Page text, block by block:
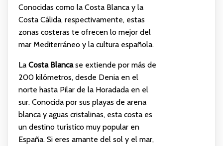
Conocidas como la Costa Blanca y la
Costa Cálida, respectivamente, estas
zonas costeras te ofrecen lo mejor del
mar Mediterráneo y la cultura española.
La Costa Blancase extiende por más de
200 kilómetros, desde Denia en el
norte hasta Pilar de la Horadada en el
sur. Conocida por sus playas de arena
blanca y aguas cristalinas, esta costa es
un destino turístico muy popular en
España. Si eres amante del sol y el mar,